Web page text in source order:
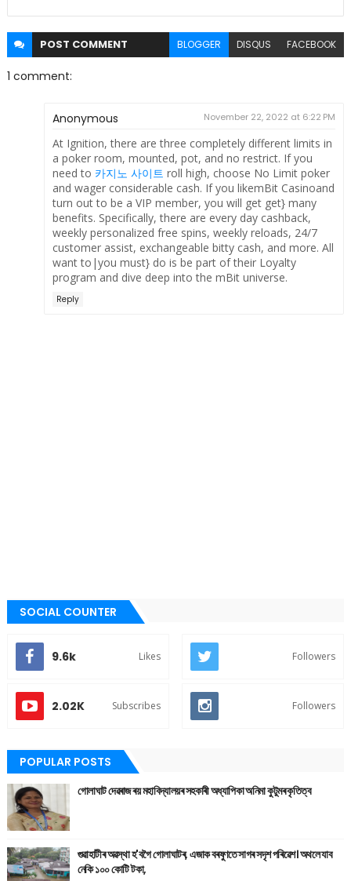
POST COMMENT BLOGGER DISQUS FACEBOOK
1 comment:
Anonymous November 22, 2022 at 6:22 PM
At Ignition, there are three completely different limits in
a poker room, mounted, pot, and no restrict. If you
need to 카지노 사이트 roll high, choose No Limit poker
and wager considerable cash. If you likemBit Casinoand
turn out to be a VIP member, you will get get} many
benefits. Specifically, there are every day cashback,
weekly personalized free spins, weekly reloads, 24/7
customer assist, exchangeable bitty cash, and more. All
want to|you must} do is be part of their Loyalty
program and dive deep into the mBit universe.
Reply
SOCIAL COUNTER
9.6k Likes Followers
2.02K Subscribes Followers
POPULAR POSTS
গোলাঘাট দেৱৰাজ ৰয় মহাবিদ্যালয়ৰ সহকাৰী অধ্যাপিকা অনিমা কুটুমৰ কৃতিত্ব
গুৱাহাটীৰ অৱস্থা হ'বগৈ গোলাঘাটৰ, এজাক বৰষুণতে সাগৰ সদৃশ পৰিৱেশ। অথলে যাব
নেকি ১০০ কোটি টকা,